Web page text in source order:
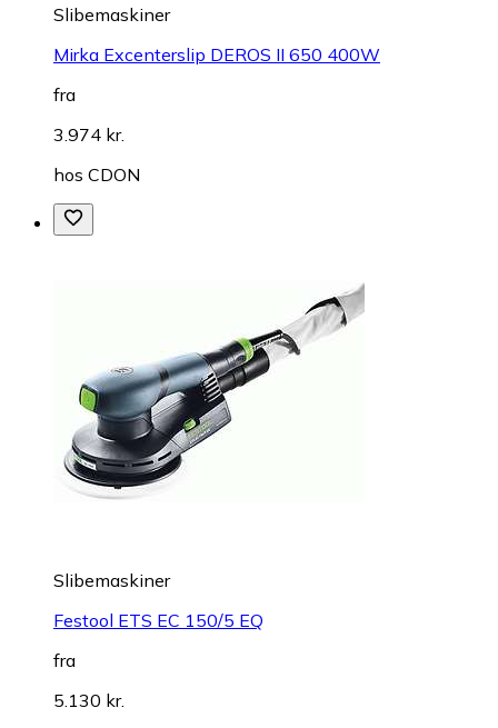
Slibemaskiner
Mirka Excenterslip DEROS II 650 400W
fra
3.974 kr.
hos CDON
Slibemaskiner
Festool ETS EC 150/5 EQ
fra
5.130 kr.